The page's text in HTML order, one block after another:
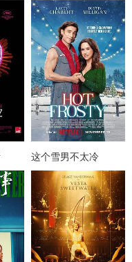
这个雪男不太冷